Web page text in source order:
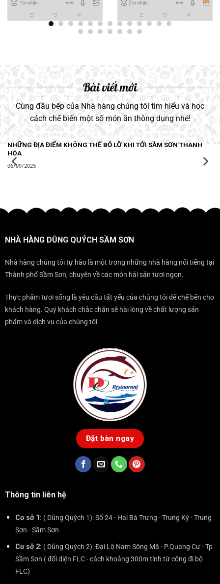
Bài viết mới
Cùng đầu bếp của Nhà hàng chúng tôi tìm hiểu và học
cách chế biến một số món ăn thông dụng nhé!
NHỮNG ĐỊA ĐIỂM KHÔNG THỂ BỎ LỠ KHI TỚI SẦM SƠN THANH
HÓA
06/09/2025
NHÀ HÀNG DŨNG QUÝCH SẦM SƠN
Nhà hàng chúng tôi tự hào là một trong những nhà hàng nổi tiếng tại
Thành phố Sầm Sơn, chuyên về các món hải sản tươi ngon.
Thực phẩm tươi sống là yêu cầu tất yếu của chúng tôi để chế bến cho
khách hàng. Quý khách chắc chắn sẽ hài lòng về chất lượng sản
phẩm và dịch vụ của chúng tôi.
Đặt bàn ngay
Thông tin liên hệ
Cơ sở 1: ( Dũng Quých 1): Số 24 - Hai Bà Trưng - Trung Kỳ - Trung
Sơn - Sầm Sơn
Cơ sở 2: ( Dũng Quých 2): Đại Lộ Nam Sông Mã - P.Quang Cư - Tp
Sầm Sơn ( đối diện FLC - cách khoảng 300m tính từ công đi bộ
FLC)